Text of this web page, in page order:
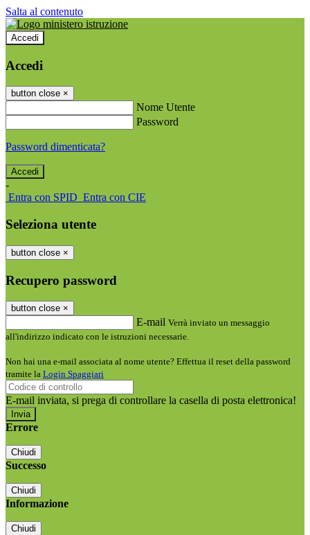
Salta al contenuto
Accedi
Accedi
button close ×
Nome Utente
Password
Password dimenticata?
-
Entra con SPID Entra con CIE
Seleziona utente
button close ×
Recupero password
button close ×
E-mail Verrà inviato un messaggio
all'indirizzo indicato con le istruzioni necessarie.
Non hai una e-mail associata al nome utente? Effettua il reset della password
tramite la Login Spaggiari
E-mail inviata, si prega di controllare la casella di posta elettronica!
Errore
Chiudi
Successo
Chiudi
Informazione
Chiudi